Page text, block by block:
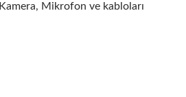
Mikrofon ve kabloları